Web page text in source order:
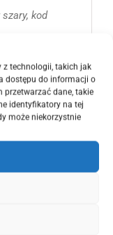
z technologii, takich jak
dostępu do informacji o
przetwarzać dane, takie
identyfikatory na tej
może niekorzystnie
kod
OE OEM
Usa :
benzyna
prosimy
i na 2020 rok.
oraz atrapy